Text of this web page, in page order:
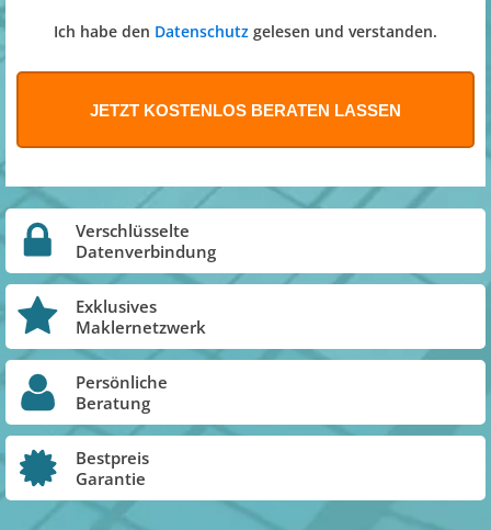
Ich habe den Datenschutz gelesen und verstanden.
Verschlüsselte
Datenverbindung
Exklusives
Maklernetzwerk
Persönliche
Beratung
Bestpreis
Garantie